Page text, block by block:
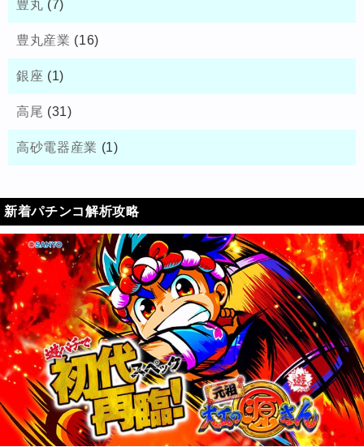
豊丸 (7)
豊丸産業 (16)
銀座 (1)
高尾 (31)
高砂電器産業 (1)
新着パチンコ解析攻略